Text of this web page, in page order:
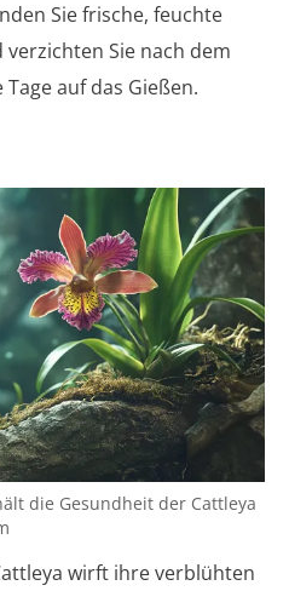
Sie frische, feuchte
verzichten Sie nach dem
auf das Gießen.
die Gesundheit der Cattleya
wirft ihre verblühten